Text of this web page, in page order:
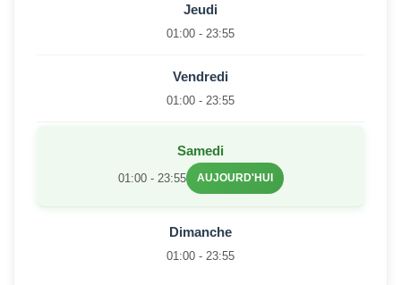
Jeudi
01:00 - 23:55
Vendredi
01:00 - 23:55
Samedi
01:00 - 23:55 AUJOURD'HUI
Dimanche
01:00 - 23:55